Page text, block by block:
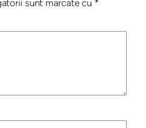
sunt marcate cu *